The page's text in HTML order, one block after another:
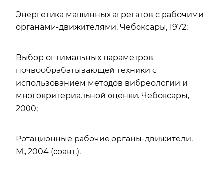
Энергетика машинных агрегатов с рабочими
органами-движителями. Чебоксары, 1972;
Выбор оптимальных параметров
почвообрабатывающей техники с
использованием методов вибреологии и
многокритериальной оценки. Чебоксары,
2000;
Ротационные рабочие органы-движители.
М., 2004 (соавт.).